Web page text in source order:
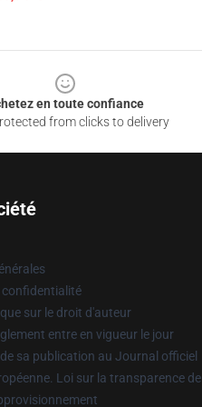
en toute confiance
from clicks to delivery
confidentialité
sur le droit d'auteur
entre en vigueur le jour
sa publication au Journal officiel
Loi sur la transparence de